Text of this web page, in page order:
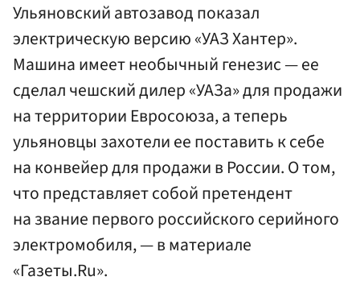
Ульяновский автозавод показал
электрическую версию «УАЗ Хантер».
Машина имеет необычный генезис — ее
сделал чешский дилер «УАЗа» для продажи
на территории Евросоюза, а теперь
ульяновцы захотели ее поставить к себе
на конвейер для продажи в России. О том,
что представляет собой претендент
на звание первого российского серийного
электромобиля, — в материале
«Газеты.Ru».